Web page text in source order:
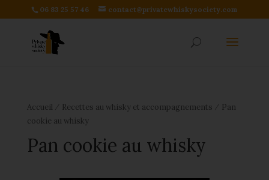
06 83 25 57 46 contact@privatewhiskysociety.com
Accueil Recettes au whisky et accompagnements
Pan
cookie au whisky
Pan cookie au whisky